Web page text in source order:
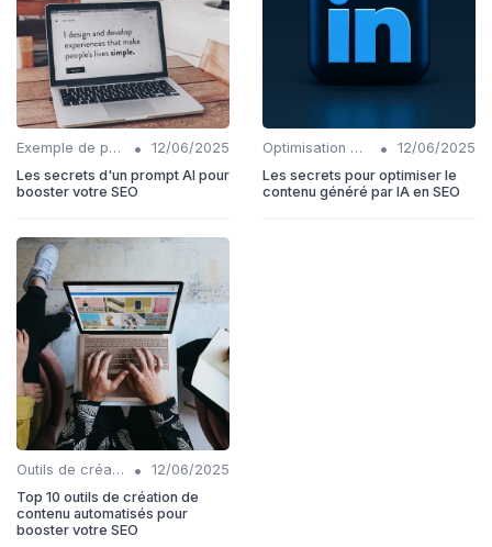
Exemple de prompt pour contenu SEO •
12/06/2025
Les secrets d'un prompt AI pour
booster votre SEO
Optimisation du contenu généré par IA •
12/06/2025
Les secrets pour optimiser le
contenu généré par IA en SEO
Outils de création de contenu automatisés •
12/06/2025
Top 10 outils de création de
contenu automatisés pour
booster votre SEO